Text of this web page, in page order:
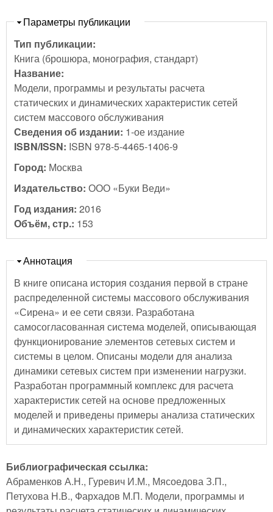
Скрыть
Параметры публикации
Тип публикации:
Книга (брошюра, монография, стандарт)
Название:
Модели, программы и результаты расчета
статических и динамических характеристик сетей
систем массового обслуживания
Сведения об издании: 1-ое издание
ISBN/ISSN: ISBN 978-5-4465-1406-9
Город: Москва
Издательство: ООО «Буки Веди»
Год издания: 2016
Объём, стр.: 153
Скрыть
Аннотация
В книге описана история создания первой в стране
распределенной системы массового обслуживания
«Сирена» и ее сети связи. Разработана
самосогласованная система моделей, описывающая
функционирование элементов сетевых систем и
системы в целом. Описаны модели для анализа
динамики сетевых систем при изменении нагрузки.
Разработан программный комплекс для расчета
характеристик сетей на основе предложенных
моделей и приведены примеры анализа статических
и динамических характеристик сетей.
Библиографическая ссылка:
Абраменков А.Н., Гуревич И.М., Мясоедова З.П.,
Петухова Н.В., Фархадов М.П. Модели, программы и